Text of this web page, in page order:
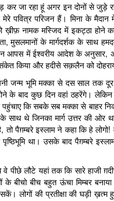
कर जा रहा हूं अगर इन दोनों से जुड़े
परिजन हैं। मिना के मैदान
नामक मस्जिद में इकट्ठा होने
मुसलमानों के मार्गदर्शक के साथ
आपस में ईश्वरीय आदेश के अनुसार,
किया और हदीसे सक़लैन को
जन्म भूमि मक्का से दस साल तक
के बाद कुछ दिन वहां ठहरेंगे।
कि सबके सब मक्का से बाहर
थे जिनका मार्ग उत्तर की ओर
पैग़म्बरे इस्लाम ने कहा कि हे लोगो!
था। उसके बाद पैग़म्बरे
लौटे यहां तक कि सारे हाजी
बीच बहुत ऊंचा मिम्बर
लोगों की प्रतीक्षा की घड़ी ख़त्म